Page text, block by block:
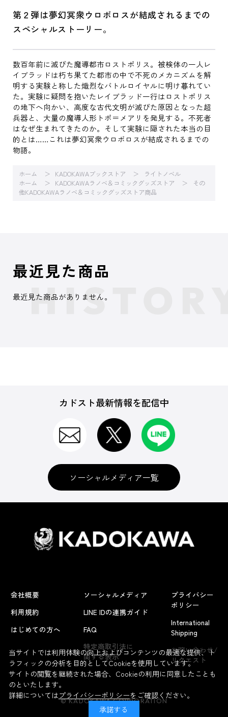
第２弾は夢幻冥衆ウロボロスが結成されるまでの
スペシャルストーリー。
数百年前に滅びた魔導都市ロストポリス。被検体の一人レ
イブラッドは朽ち果てた都市の中で不死のメカニズムを解
明する実験と称した熾烈なバトルロイヤルに明け暮れてい
た。実験に疑問を抱いたレイブラッド一行はロストポリス
の地下へ向かい、高度な古代文明が滅びた原因となった超
兵器と、大量の魔導人形トポ＝メアリを発見する。不死者
はなぜ生まれてきたのか。そして実験に隠された本当の目
的とは……これは夢幻冥衆ウロボロスが結成されるまでの
物語。
ホーム KADOKAWAブックストア
ライトノベル
ホーム
KADOKAWAラノベ＆コミックグッズストア
その
他KADOKAWAラノベ＆コミックグッズストア商品
よくあるお問い合わせ
最近見た商品
最近見た商品がありません。
カドスト最新情報を配信中
ソーシャルメディア一覧
会社概要
利用規約
はじめての方へ
ソーシャルメディア
LINE IDの連携ガイド
FAQ
特定商取引法に
関する表示
プライバシー
ポリシー
International
Shipping
お問い合わせ/
リクエスト
© KADOKAWA CORPORATION
当サイトでは利用体験の向上およびコンテンツの最適な提供、ト
ラフィックの分析を目的としてCookieを使用しています。
サイトの閲覧を継続された場合、Cookieの利用に同意したことも
のといたします。
詳細についてはプライバシーポリシーをご確認ください。
承諾する